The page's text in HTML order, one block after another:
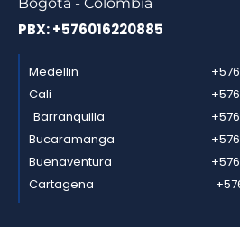
PBX: +576016220885
Medellin
Cali
Barranquilla
Bucaramanga
Buenaventura
Cartagena